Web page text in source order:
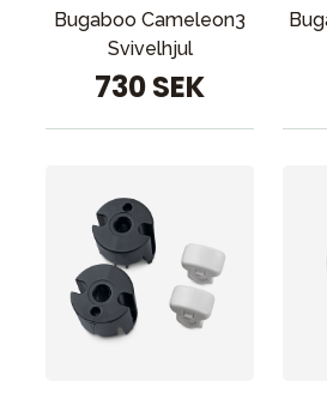
Bugaboo Cameleon3
Svivelhjul
730 SEK
Våra
Sol och bad
Kontakta oss